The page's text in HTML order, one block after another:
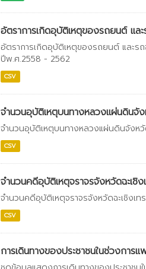
อัตราการเกิดอุบัติเหตุของรถยนต์ แล
อัตราการเกิดอุบัติเหตุของรถยนต์ และร
ปีพ.ศ.2558 - 2562
CSV
จำนวนอุบัติเหตุบนทางหลวงแผ่นดินจัง
จำนวนอุบัติเหตุบนทางหลวงแผ่นดินจังหวั
CSV
จำนวนคดีอุบัติเหตุจราจรจังหวัดฉะเชิง
จำนวนคดีอุบัติเหตุจราจรจังหวัดฉะเชิงเ
CSV
การเดินทางของประชาชนในช่วงการ